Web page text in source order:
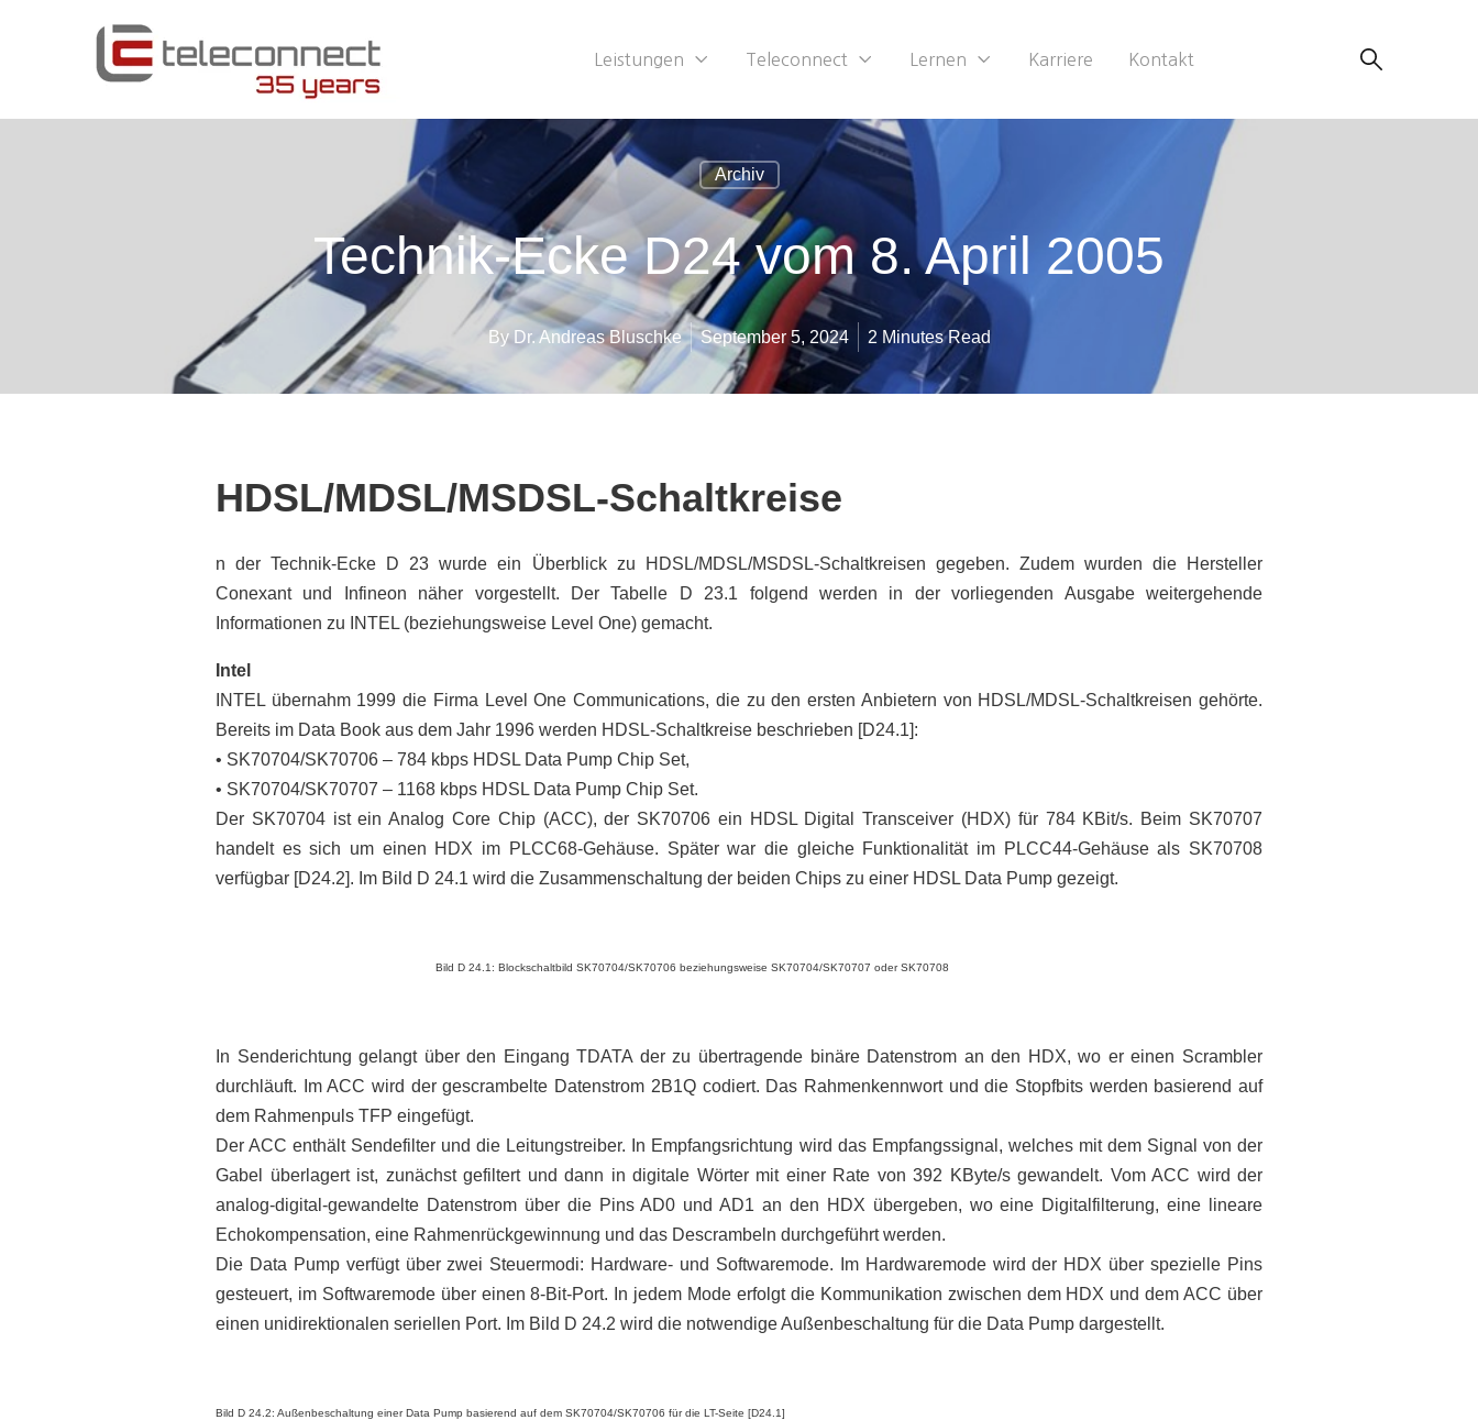
Leistungen Teleconnect Lernen Karriere Kontakt
Archiv
Technik-Ecke D24 vom 8. April 2005
By Dr. Andreas Bluschke September 5, 2024 2 Minutes Read
HDSL/MDSL/MSDSL-Schaltkreise
n der Technik-Ecke D 23 wurde ein Überblick zu HDSL/MDSL/MSDSL-Schaltkreisen gegeben. Zudem wurden die Hersteller
Conexant und Infineon näher vorgestellt. Der Tabelle D 23.1 folgend werden in der vorliegenden Ausgabe weitergehende
Informationen zu INTEL (beziehungsweise Level One) gemacht.
Intel
INTEL übernahm 1999 die Firma Level One Communications, die zu den ersten Anbietern von HDSL/MDSL-Schaltkreisen gehörte.
Bereits im Data Book aus dem Jahr 1996 werden HDSL-Schaltkreise beschrieben [D24.1]:
• SK70704/SK70706 – 784 kbps HDSL Data Pump Chip Set,
• SK70704/SK70707 – 1168 kbps HDSL Data Pump Chip Set.
Der SK70704 ist ein Analog Core Chip (ACC), der SK70706 ein HDSL Digital Transceiver (HDX) für 784 KBit/s. Beim SK70707
handelt es sich um einen HDX im PLCC68-Gehäuse. Später war die gleiche Funktionalität im PLCC44-Gehäuse als SK70708
verfügbar [D24.2]. Im Bild D 24.1 wird die Zusammenschaltung der beiden Chips zu einer HDSL Data Pump gezeigt.
Bild D 24.1: Blockschaltbild SK70704/SK70706 beziehungsweise SK70704/SK70707 oder SK70708
In Senderichtung gelangt über den Eingang TDATA der zu übertragende binäre Datenstrom an den HDX, wo er einen Scrambler
durchläuft. Im ACC wird der gescrambelte Datenstrom 2B1Q codiert. Das Rahmenkennwort und die Stopfbits werden basierend auf
dem Rahmenpuls TFP eingefügt.
Der ACC enthält Sendefilter und die Leitungstreiber. In Empfangsrichtung wird das Empfangssignal, welches mit dem Signal von der
Gabel überlagert ist, zunächst gefiltert und dann in digitale Wörter mit einer Rate von 392 KByte/s gewandelt. Vom ACC wird der
analog-digital-gewandelte Datenstrom über die Pins AD0 und AD1 an den HDX übergeben, wo eine Digitalfilterung, eine lineare
Echokompensation, eine Rahmenrückgewinnung und das Descrambeln durchgeführt werden.
Die Data Pump verfügt über zwei Steuermodi: Hardware- und Softwaremode. Im Hardwaremode wird der HDX über spezielle Pins
gesteuert, im Softwaremode über einen 8-Bit-Port. In jedem Mode erfolgt die Kommunikation zwischen dem HDX und dem ACC über
einen unidirektionalen seriellen Port. Im Bild D 24.2 wird die notwendige Außenbeschaltung für die Data Pump dargestellt.
Bild D 24.2: Außenbeschaltung einer Data Pump basierend auf dem SK70704/SK70706 für die LT-Seite [D24.1]